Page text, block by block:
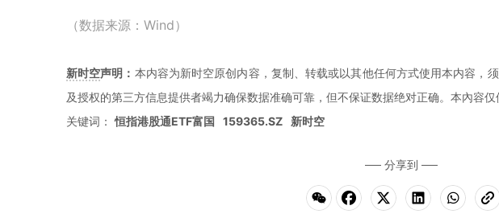
（数据来源：Wind）
新时空声明： 本内容为新时空原创内容，复制、转载或以其他任何方式使用本内容，须
及授权的第三方信息提供者竭力确保数据准确可靠，但不保证数据绝对正确。本內容
关键词： 恒指港股通ETF富国 159365.SZ 新时空
分享到